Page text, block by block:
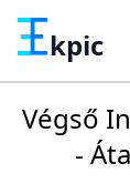
kpic
Végső
-